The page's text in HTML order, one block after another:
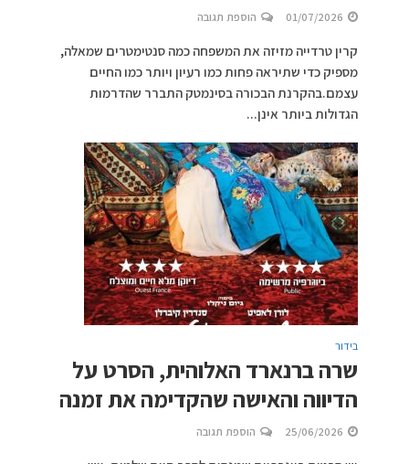
01/07/2026 הוספת תגובה
קרין טרדייה מזיזה את המשפחה כמה סנטימטרים שמאלה,
מספיק כדי שתיראה פחות כמו רעיון ויותר כמו החיים
עצמם.בהקרנת הבכורה בסינמטק התברר שהדרמות
הגדולות ביותר אינן...
בידור
שרה ברנארד האלוהית, הסרט על
הדיווה והאישה שהקדימה את זמנה
25/06/2026 הוספת תגובה